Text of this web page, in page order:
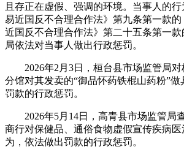
且存正在虚假、强调的环境。当事人的
易近国反不合理合作法》第九条第一款
近国反不合理合作法》第二十五条第一
局依法对当事人做出行政惩罚。
2026年2月3日，桓台县市场监管局对
分馆对其发卖的“御品怀药铁棍山药粉”做
罚款的行政惩罚。
2026年5月14日，高青县市场监管局
商行对保健品、通俗食物虚假宣传疾病
为，依法做出罚款的行政惩罚。